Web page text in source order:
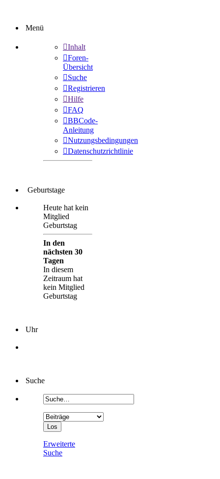
Menü
Inhalt
Foren-
Übersicht
Suche
Registrieren
Hilfe
FAQ
BBCode-
Anleitung
Nutzungsbedingungen
Datenschutzrichtlinie
Geburtstage
Heute hat kein
Mitglied
Geburtstag
In den
nächsten 30
Tagen
In diesem
Zeitraum hat
kein Mitglied
Geburtstag
Uhr
Suche
Erweiterte
Suche